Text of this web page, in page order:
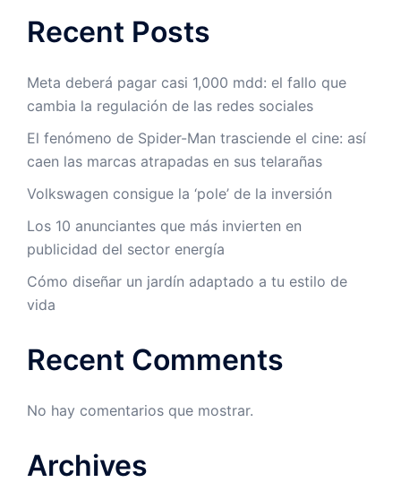
Recent Posts
Meta deberá pagar casi 1,000 mdd: el fallo que
cambia la regulación de las redes sociales
El fenómeno de Spider-Man trasciende el cine: así
caen las marcas atrapadas en sus telarañas
Volkswagen consigue la ‘pole’ de la inversión
Los 10 anunciantes que más invierten en
publicidad del sector energía
Cómo diseñar un jardín adaptado a tu estilo de
vida
Recent Comments
No hay comentarios que mostrar.
Archives